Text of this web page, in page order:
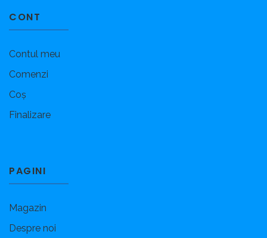
CONT
Contul meu
Comenzi
Coș
Finalizare
PAGINI
Magazin
Despre noi